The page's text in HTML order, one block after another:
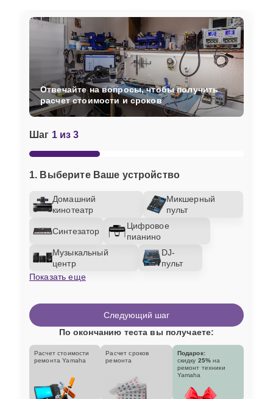
Шаг 1 из 3
1. Выберите Ваше устройство
Домашний
кинотеатр
Микшерный
пульт
Синтезатор
Цифровое
пианино
Музыкальный
центр
DJ-
пульт
Показать еще
Отвечайте на вопросы, чтобы получить
расчет стоимости и сроков
Следующий шаг
По окончанию теста вы получаете:
Расчет стоимости
ремонта Yamaha
Расчет сроков
ремонта
Подарок:
скидку 25% на
ремонт техники
Yamaha